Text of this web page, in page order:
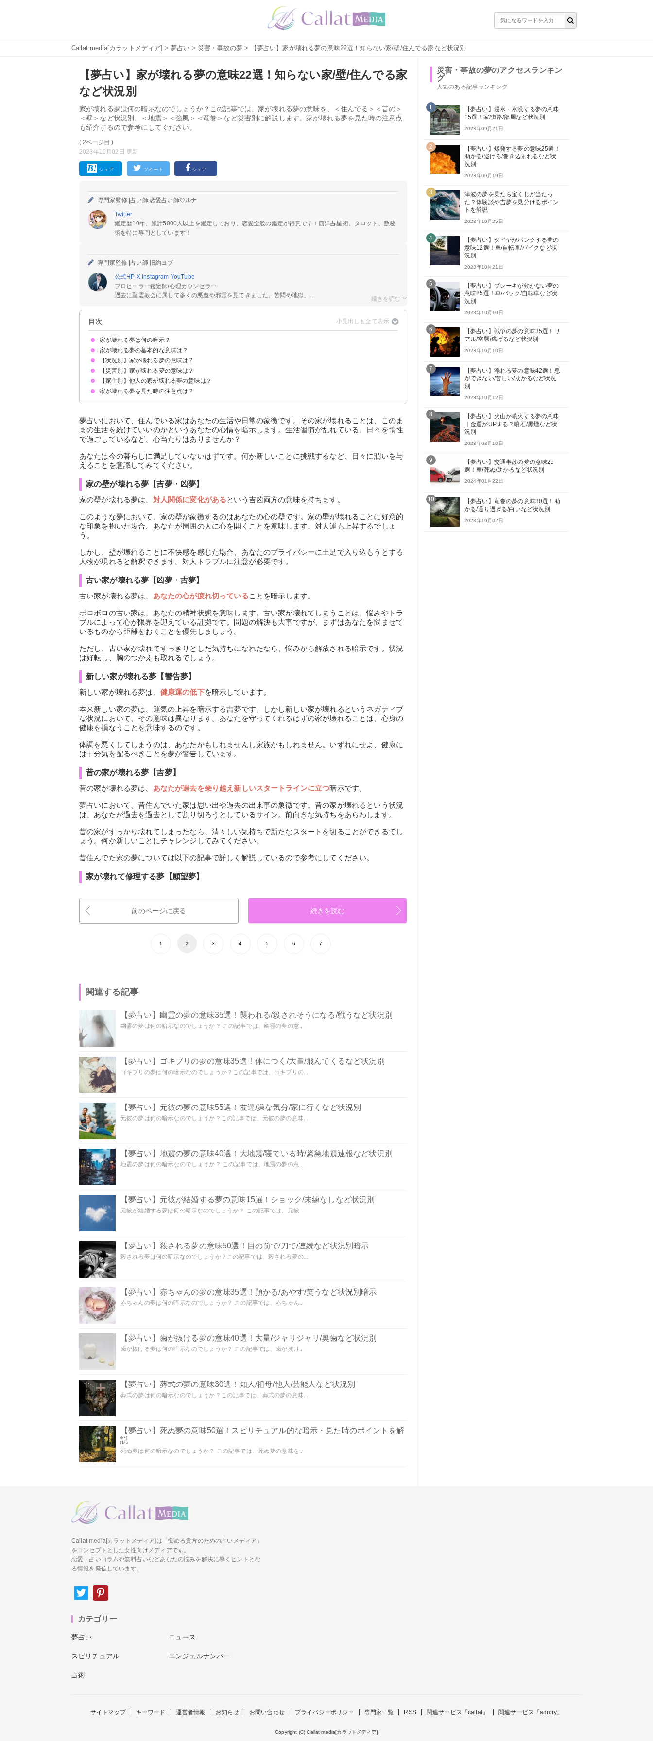
Callat media[カラットメディア] >夢占い > 災害・事故の夢 > 【夢占い】家が壊れる夢の意味22選！知らない家/壁/住んでる家など状況別
【夢占い】家が壊れる夢の意味22選！知らない家/壁/住んでる家
など状況別
家が壊れる夢は何の暗示なのでしょうか？この記事では、家が壊れる夢の意味を、＜住んでる＞＜昔の＞
＜壁＞など状況別、＜地震＞＜強風＞＜竜巻＞など災害別に解説します。家が壊れる夢を見た時の注意点
も紹介するので参考にしてください。
( 2ページ目 )
2023年10月02日 更新
シェア ツイート シェア
専門家監修 |占い師 恋愛占い師💘ルナ
Twitter
鑑定歴10年、累計5000人以上を鑑定しており、恋愛全般の鑑定が得意です！西洋占星術、タロット、数秘
術を特に専門としています！
専門家監修 |占い師 旧約ヨブ
公式HP X Instagram YouTube
プロヒーラー鑑定師/心理カウンセラー
過去に聖霊教会に属して多くの悪魔や邪霊を見てきました。苦悶や地獄、...
目次
家が壊れる夢は何の暗示？
家が壊れる夢の基本的な意味は？
物事が思い通りに進んでいない暗示
状況によって意味が決まる
【状況別】家が壊れる夢の意味は？
住んでいる家が壊れる夢【凶夢】
家の壁が壊れる夢【吉夢・凶夢】
古い家が壊れる夢【凶夢・吉夢】
新しい家が壊れる夢【警告夢】
昔の家が壊れる夢【吉夢】
家が壊れて修理する夢【願望夢】
家が壊れて引っ越す夢【吉夢】
【災害別】家が壊れる夢の意味は？
地震で家が壊れる夢【凶夢】
強風で家が壊れる夢【凶夢】
台風で家が壊れる夢【凶夢】
竜巻で家が壊れる夢【凶夢】
嵐で家が壊れる夢【凶夢】
大雨で家が壊れる夢【警告夢】
火事で家が壊れる夢【吉夢・凶夢】
【家主別】他人の家が壊れる夢の意味は？
実家が壊れる夢【吉夢】
知らない家が壊れる夢【願望夢】
隣の家が壊れる夢【警告夢】
恋人の家が壊れる夢【凶夢】
嫌いな人の家が壊れる夢【願望夢】
元彼の家が壊れる夢【吉夢】
芸能人の家が壊れる夢【吉夢】
友達の家が壊れる夢【警告夢】
家が壊れる夢を見た時の注意点は？
夢占いにおいて、住んでいる家はあなたの生活や日常の象徴です。その家が壊れることは、このま
まの生活を続けていいのかというあなたの心情を暗示します。生活習慣が乱れている、日々を惰性
で過ごしているなど、心当たりはありませんか？
あなたは今の暮らしに満足していないはずです。何か新しいことに挑戦するなど、日々に潤いを与
えることを意識してみてください。
家の壁が壊れる夢【吉夢・凶夢】
家の壁が壊れる夢は、 対人関係に変化があるという吉凶両方の意味を持ちます。
このような夢において、家の壁が象徴するのはあなたの心の壁です。家の壁が壊れることに好意的
な印象を抱いた場合、あなたが周囲の人に心を開くことを意味します。対人運も上昇するでしょ
う。
しかし、壁が壊れることに不快感を感じた場合、あなたのプライバシーに土足で入り込もうとする
人物が現れると解釈できます。対人トラブルに注意が必要です。
古い家が壊れる夢【凶夢・吉夢】
古い家が壊れる夢は、 あなたの心が疲れ切っていることを暗示します。
ボロボロの古い家は、あなたの精神状態を意味します。古い家が壊れてしまうことは、悩みやトラ
ブルによって心が限界を迎えている証拠です。問題の解決も大事ですが、まずはあなたを悩ませて
いるものから距離をおくことを優先しましょう。
ただし、古い家が壊れてすっきりとした気持ちになれたなら、悩みから解放される暗示です。状況
は好転し、胸のつかえも取れるでしょう。
新しい家が壊れる夢【警告夢】
新しい家が壊れる夢は、 健康運の低下を暗示しています。
本来新しい家の夢は、運気の上昇を暗示する吉夢です。しかし新しい家が壊れるというネガティブ
な状況において、その意味は異なります。あなたを守ってくれるはずの家が壊れることは、心身の
健康を損なうことを意味するのです。
体調を悪くしてしまうのは、あなたかもしれませんし家族かもしれません。いずれにせよ、健康に
は十分気を配るべきことを夢が警告しています。
昔の家が壊れる夢【吉夢】
昔の家が壊れる夢は、 あなたが過去を乗り越え新しいスタートラインに立つ暗示です。
夢占いにおいて、昔住んでいた家は思い出や過去の出来事の象徴です。昔の家が壊れるという状況
は、あなたが過去を過去として割り切ろうとしているサイン。前向きな気持ちをあらわします。
昔の家がすっかり壊れてしまったなら、清々しい気持ちで新たなスタートを切ることができるでし
ょう。何か新しいことにチャレンジしてみてください。
昔住んでた家の夢については以下の記事で詳しく解説しているので参考にしてください。
家が壊れて修理する夢【願望夢】
前のページに戻る 続きを読む
1 2 3 4 5 6 7
関連する記事
【夢占い】幽霊の夢の意味35選！襲われる/殺されそうになる/戦うなど状況別
幽霊の夢は何の暗示なのでしょうか？ この記事では、幽霊の夢の意...
【夢占い】ゴキブリの夢の意味35選！体につく/大量/飛んでくるなど状況別
ゴキブリの夢は何の暗示なのでしょうか？この記事では、ゴキブリの...
【夢占い】元彼の夢の意味55選！友達/嫌な気分/家に行くなど状況別
元彼の夢は何の暗示なのでしょうか？この記事では、元彼の夢の意味...
【夢占い】地震の夢の意味40選！大地震/寝ている時/緊急地震速報など状況別
地震の夢は何の暗示なのでしょうか？ この記事では、地震の夢の意...
【夢占い】元彼が結婚する夢の意味15選！ショック/未練なしなど状況別
元彼が結婚する夢は何の暗示なのでしょうか？ この記事では、元彼...
【夢占い】殺される夢の意味50選！目の前で/刀で/連続など状況別暗示
殺される夢は何の暗示なのでしょうか？この記事では、殺される夢の...
【夢占い】赤ちゃんの夢の意味35選！預かる/あやす/笑うなど状況別暗示
赤ちゃんの夢は何の暗示なのでしょうか？ この記事では、赤ちゃん...
【夢占い】歯が抜ける夢の意味40選！大量/ジャリジャリ/奥歯など状況別
歯が抜ける夢は何の暗示なのでしょうか？ この記事では、歯が抜け...
【夢占い】葬式の夢の意味30選！知人/祖母/他人/芸能人など状況別
葬式の夢は何の暗示なのでしょうか？この記事では、葬式の夢の意味...
【夢占い】死ぬ夢の意味50選！スピリチュアル的な暗示・見た時のポイントを解
説
死ぬ夢は何の暗示なのでしょうか？ この記事では、死ぬ夢の意味を...
災害・事故の夢のアクセスランキン
グ
人気のある記事ランキング
1
【夢占い】浸水・水没する夢の意味
15選！家/道路/部屋など状況別
2023年09月21日
2
【夢占い】爆発する夢の意味25選！
助かる/逃げる/巻き込まれるなど状
況別
2023年09月19日
3
津波の夢を見たら宝くじが当たっ
た？体験談や吉夢を見分けるポイン
トを解説
2023年10月25日
4
【夢占い】タイヤがパンクする夢の
意味12選！車/自転車/バイクなど状
況別
2023年10月21日
5
【夢占い】ブレーキが効かない夢の
意味25選！車/バック/自転車など状
況別
2023年10月10日
6
【夢占い】戦争の夢の意味35選！リ
アル/空襲/逃げるなど状況別
2023年10月10日
7
【夢占い】溺れる夢の意味42選！息
ができない/苦しい/助かるなど状況
別
2023年10月12日
8
【夢占い】火山が噴火する夢の意味
｜金運がUPする？噴石/黒煙など状
況別
2023年08月10日
9
【夢占い】交通事故の夢の意味25
選！車/死ぬ/助かるなど状況別
2024年01月22日
10
【夢占い】竜巻の夢の意味30選！助
かる/通り過ぎる/白いなど状況別
2023年10月02日
Callat media[カラットメディア]は「悩める貴方のための占いメディア」
をコンセプトとした女性向けメディアです。
恋愛・占いコラムや無料占いなどあなたの悩みを解決に導くヒントとな
る情報を発信しています。
カテゴリー
夢占い ニュース
スピリチュアル エンジェルナンバー
占術
サイトマップ キーワード 運営者情報 お知らせ お問い合わせ プライバシーポリシー 専門家一覧 RSS 関連サービス「callat」 関連サービス「amory」
Copyright (C) Callat media[カラットメディア]